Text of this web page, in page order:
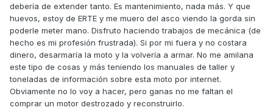
debería de extender tanto. Es mantenimiento, nada más. Y que
huevos, estoy de ERTE y me muero del asco viendo la gorda sin
poderle meter mano. Disfruto haciendo trabajos de mecánica (de
hecho es mi profesión frustrada). Si por mi fuera y no costara
dinero, desarmaría la moto y la volvería a armar. No me amilana
este tipo de cosas y más teniendo los manuales de taller y
toneladas de información sobre esta moto por internet.
Obviamente no lo voy a hacer, pero ganas no me faltan el
comprar un motor destrozado y reconstruirlo.